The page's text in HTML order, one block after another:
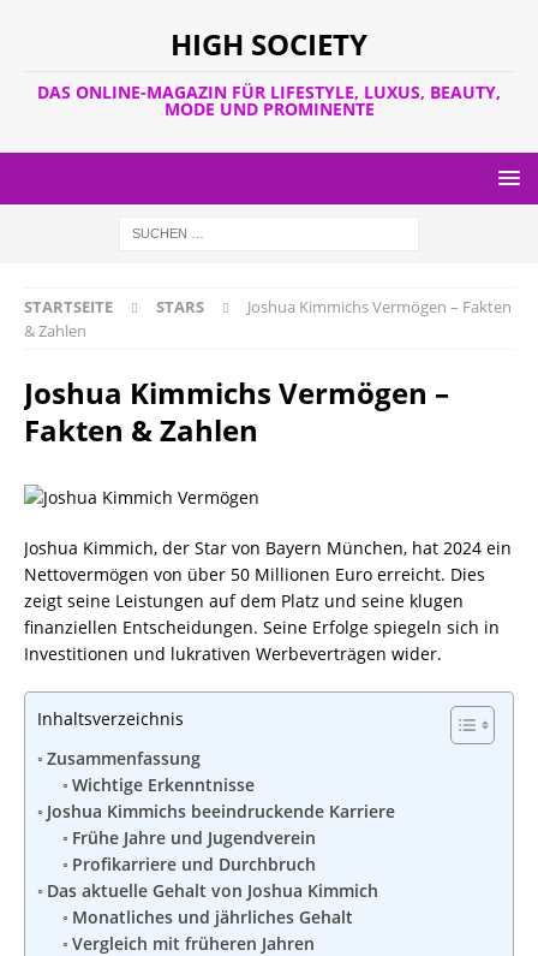
HIGH SOCIETY
DAS ONLINE-MAGAZIN FÜR LIFESTYLE, LUXUS, BEAUTY,
MODE UND PROMINENTE
STARTSEITE STARS
Joshua Kimmichs Vermögen – Fakten
& Zahlen
Joshua Kimmichs Vermögen –
Fakten & Zahlen
Joshua Kimmich, der Star von Bayern München, hat 2024 ein
Nettovermögen von über 50 Millionen Euro erreicht. Dies
zeigt seine Leistungen auf dem Platz und seine klugen
finanziellen Entscheidungen. Seine Erfolge spiegeln sich in
Investitionen und lukrativen Werbeverträgen wider.
Inhaltsverzeichnis
Zusammenfassung
Wichtige Erkenntnisse
Joshua Kimmichs beeindruckende Karriere
Frühe Jahre und Jugendverein
Profikarriere und Durchbruch
Das aktuelle Gehalt von Joshua Kimmich
Monatliches und jährliches Gehalt
Vergleich mit früheren Jahren